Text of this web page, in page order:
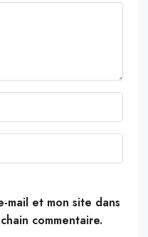
mail et mon site dans
commentaire.